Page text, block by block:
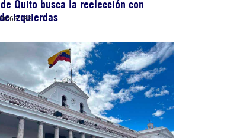
Quito busca la reelección con
izquierdas
21:33